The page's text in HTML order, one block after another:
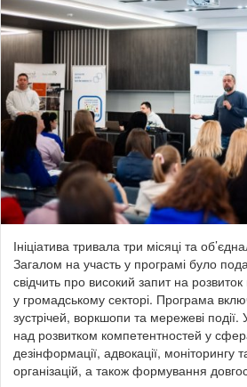
Ініціатива тривала три місяці та
Загалом на участь у програмі було
свідчить про високий запит на розвиток
у громадському секторі. Програма
зустрічей, воркшопи та мережеві
над розвитком компетентностей у
дезінформації, адвокації, моніторингу
організацій, а також формування